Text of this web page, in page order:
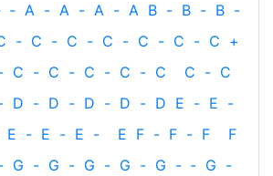
‐ A - A - A - A B - B - B -
- C - C - C - C - C - C +
C - C - C - C - C C - C
D - D - D - D - D E - E -
E - E - E - E F - F - F
F
G - G - G - G - G - ‐ G -